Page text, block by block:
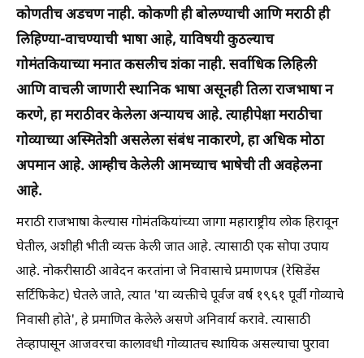
कोणतीच अडचण नाही. कोकणी ही बोलण्याची आणि मराठी ही
लिहिण्या-वाचण्याची भाषा आहे, याविषयी कुठल्याच
गोमंतकियाच्या मनात कसलीच शंका नाही. सर्वाधिक लिहिली
आणि वाचली जाणारी स्थानिक भाषा असूनही तिला राजभाषा न
करणे, हा मराठीवर केलेला अन्यायच आहे. त्याहीपेक्षा मराठीचा
गोव्याच्या अस्मितेशी असलेला संबंध नाकारणे, हा अधिक मोठा
अपमान आहे. आम्हीच केलेली आमच्याच भाषेची ती अवहेलना
आहे.
मराठी राजभाषा केल्यास गोमंतकियांच्या जागा महाराष्ट्रीय लोक हिरावून
घेतील, अशीही भीती व्यक्त केली जात आहे. त्यासाठी एक सोपा उपाय
आहे. नोकरीसाठी आवेदन करतांना जे निवासाचे प्रमाणपत्र (रेसिडेंस
सर्टिफिकेट) घेतले जाते, त्यात 'या व्यक्तीचे पूर्वज वर्ष १९६१ पूर्वी गोव्याचे
निवासी होते', हे प्रमाणित केलेले असणे अनिवार्य करावे. त्यासाठी
तेव्हापासून आजवरचा कालावधी गोव्यातच स्थायिक असल्याचा पुरावा